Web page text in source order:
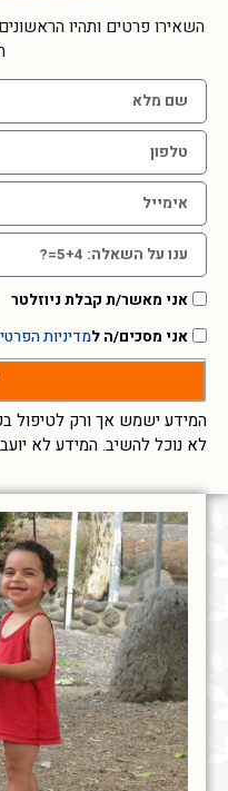
השאירו פרטים ותהיו
אני מאשר/ת קבלת ניוזלטר
אני מסכים/ה למדיניות
המידע ישמש אך ורק לטיפול
לא נוכל להשיב. המידע לא